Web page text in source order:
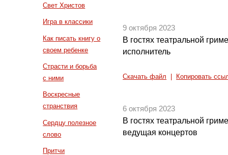
Свет Христов
Игра в классики
Как писать книгу о
своем ребенке
Страсти и борьба
с ними
Воскресные
странствия
Сердцу полезное
слово
Притчи
9 октября 2023
В гостях театральной
исполнитель
Скачать файл Копировать
6 октября 2023
В гостях театральной
ведущая концертов